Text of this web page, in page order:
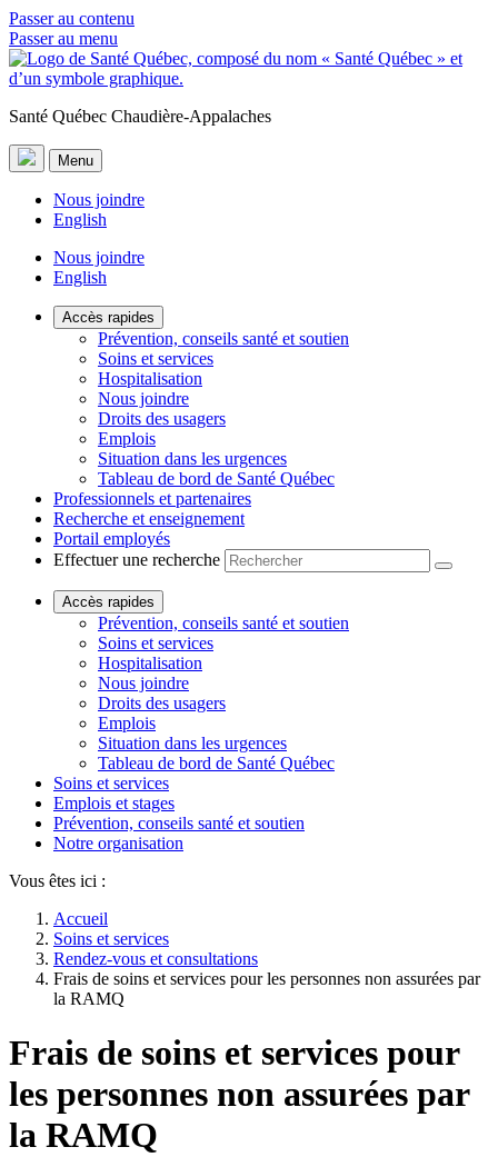
Passer au contenu
Passer au menu
Santé Québec Chaudière-Appalaches
Menu
Nous joindre
English
Nous joindre
English
Accès rapides
Prévention, conseils santé et soutien
Soins et services
Hospitalisation
Nous joindre
Droits des usagers
Emplois
Situation dans les urgences
Tableau de bord de Santé Québec
Professionnels et partenaires
Recherche et enseignement
Portail employés
Effectuer une recherche
Accès rapides
Prévention, conseils santé et soutien
Soins et services
Hospitalisation
Nous joindre
Droits des usagers
Emplois
Situation dans les urgences
Tableau de bord de Santé Québec
Soins et services
Emplois et stages
Prévention, conseils santé et soutien
Notre organisation
Vous êtes ici :
Accueil
Soins et services
Rendez-vous et consultations
Frais de soins et services pour les personnes non assurées par
la RAMQ
Frais de soins et services pour
les personnes non assurées par
la RAMQ